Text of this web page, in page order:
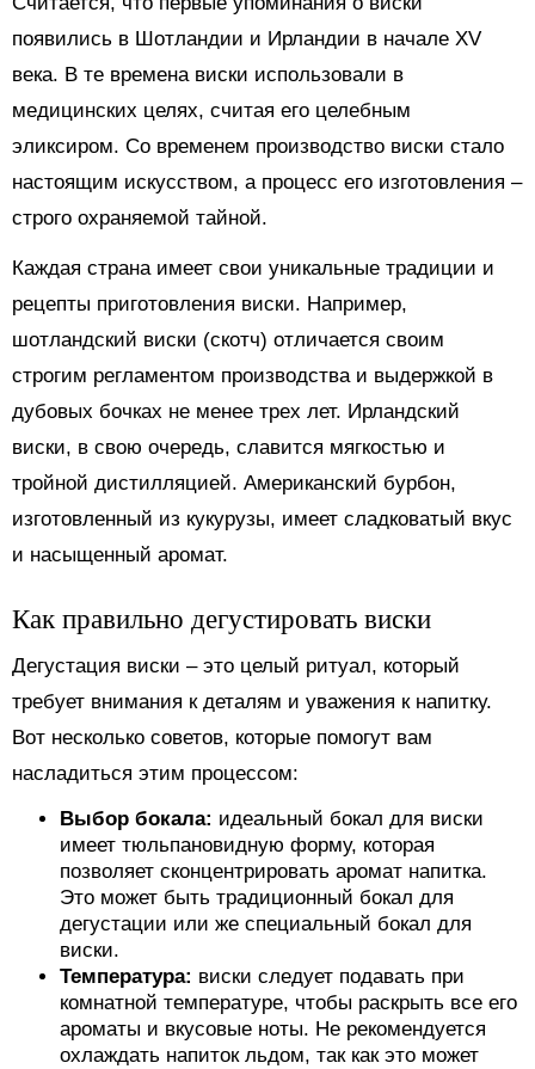
появились в Шотландии и Ирландии в начале XV
века. В те времена виски использовали в
медицинских целях, считая его целебным
эликсиром. Со временем производство виски стало
настоящим искусством, а процесс его изготовления –
строго охраняемой тайной.
Каждая страна имеет свои уникальные традиции и
рецепты приготовления виски. Например,
шотландский виски (скотч) отличается своим
строгим регламентом производства и выдержкой в
дубовых бочках не менее трех лет. Ирландский
виски, в свою очередь, славится мягкостью и
тройной дистилляцией. Американский бурбон,
изготовленный из кукурузы, имеет сладковатый вкус
и насыщенный аромат.
Как правильно дегустировать виски
Дегустация виски – это целый ритуал, который
требует внимания к деталям и уважения к напитку.
Вот несколько советов, которые помогут вам
насладиться этим процессом:
Выбор бокала: идеальный бокал для виски
имеет тюльпановидную форму, которая
позволяет сконцентрировать аромат напитка.
Это может быть традиционный бокал для
дегустации или же специальный бокал для
виски.
Температура: виски следует подавать при
комнатной температуре, чтобы раскрыть все его
ароматы и вкусовые ноты. Не рекомендуется
охлаждать напиток льдом, так как это может